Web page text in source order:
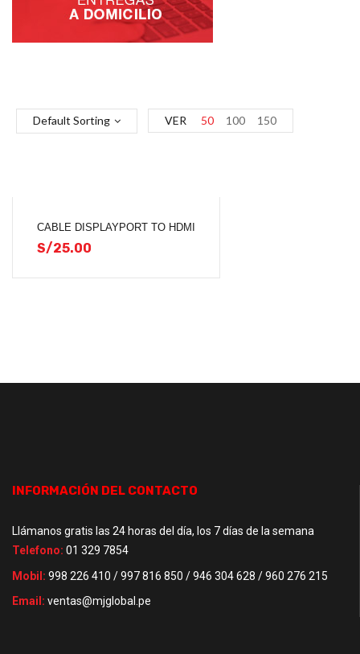
Default Sorting VER 50 100 150
CABLE DISPLAYPORT TO HDMI
S/25.00
INFORMACIÓN DEL CONTACTO
Llámanos gratis las 24 horas del día, los 7 días de la semana
Telefono: 01 329 7854
Mobil: 998 226 410 / 997 816 850 / 946 304 628 / 960 276 215
Email: ventas@mjglobal.pe